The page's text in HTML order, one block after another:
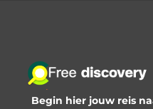
Begin hier jouw reis